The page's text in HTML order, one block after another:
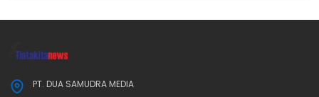
PT. DUA SAMUDRA MEDIA